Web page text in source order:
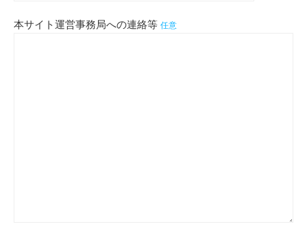
本サイト運営事務局への連絡等 任意